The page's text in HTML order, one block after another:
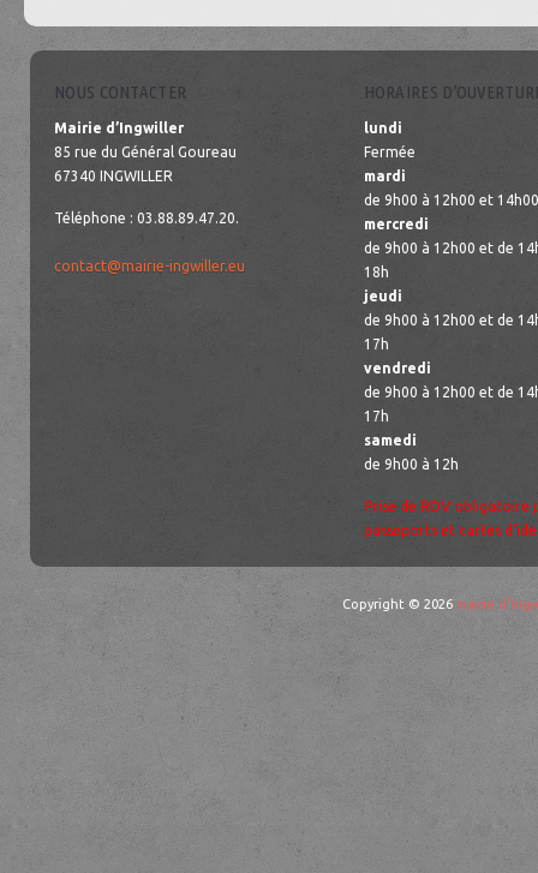
NOUS CONTACTER
Mairie d’Ingwiller
85 rue du Général Goureau
67340 INGWILLER
Téléphone : 03.88.89.47.20.
contact@mairie-ingwiller.eu
HORAIRES
lundi
Fermée
mardi
de 9h00 à 12h00 et
mercredi
de 9h00 à 12h00 et de
18h
jeudi
de 9h00 à 12h00 et de
17h
vendredi
de 9h00 à 12h00 et de
17h
samedi
de 9h00 à 12h
Prise de RDV obligatoire
passeports et cartes
Copyright © 2026 mairie